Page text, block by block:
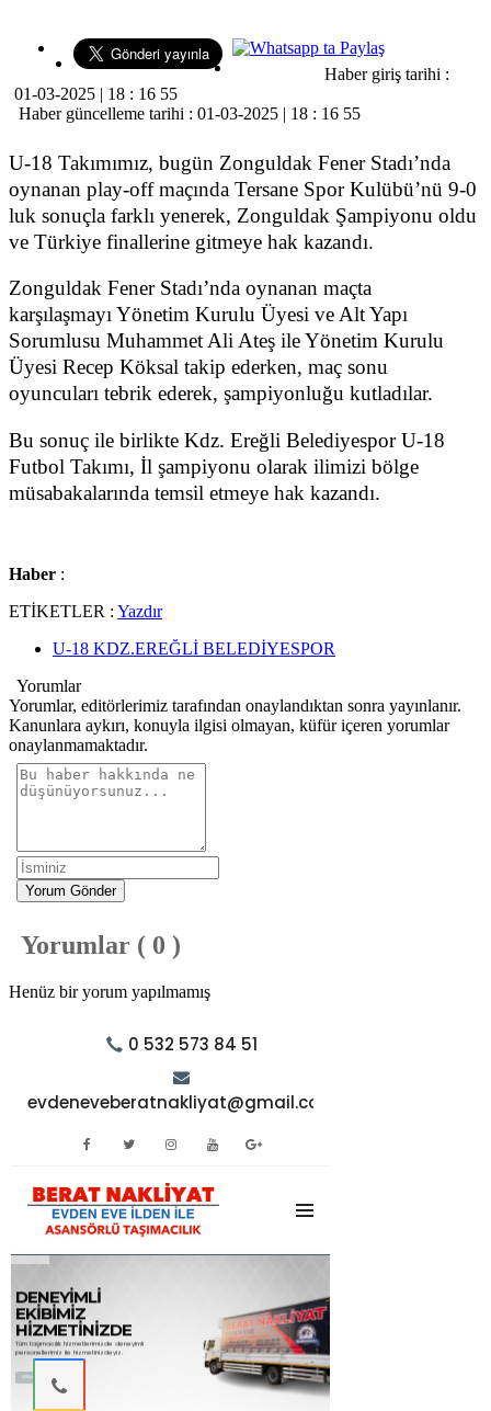
Haber giriş tarihi :
01-03-2025 | 18 : 16 55
Haber güncelleme tarihi : 01-03-2025 | 18 : 16 55
U-18 Takımımız, bugün Zonguldak Fener Stadı’nda
oynanan play-off maçında Tersane Spor Kulübü’nü 9-0
luk sonuçla farklı yenerek, Zonguldak Şampiyonu oldu
ve Türkiye finallerine gitmeye hak kazandı.
Zonguldak Fener Stadı’nda oynanan maçta
karşılaşmayı Yönetim Kurulu Üyesi ve Alt Yapı
Sorumlusu Muhammet Ali Ateş ile Yönetim Kurulu
Üyesi Recep Köksal takip ederken, maç sonu
oyuncuları tebrik ederek, şampiyonluğu kutladılar.
Bu sonuç ile birlikte Kdz. Ereğli Belediyespor U-18
Futbol Takımı, İl şampiyonu olarak ilimizi bölge
müsabakalarında temsil etmeye hak kazandı.
Haber :
ETİKETLER : Yazdır
U-18 KDZ.EREĞLİ BELEDİYESPOR
Yorumlar
Yorumlar, editörlerimiz tarafından onaylandıktan sonra yayınlanır.
Kanunlara aykırı, konuyla ilgisi olmayan, küfür içeren yorumlar
onaylanmamaktadır.
Yorum Gönder
Yorumlar ( 0 )
Henüz bir yorum yapılmamış